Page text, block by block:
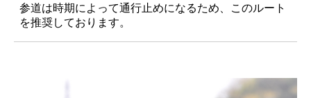
参道は時期によって通行止めになるため、このルート
を推奨しております。